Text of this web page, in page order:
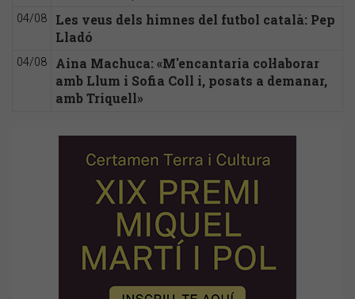
04/08
Les veus dels himnes del futbol català: Pep
Lladó
04/08
Aina Machuca: «M'encantaria col·laborar
amb Llum i Sofia Coll i, posats a demanar,
amb Triquell»